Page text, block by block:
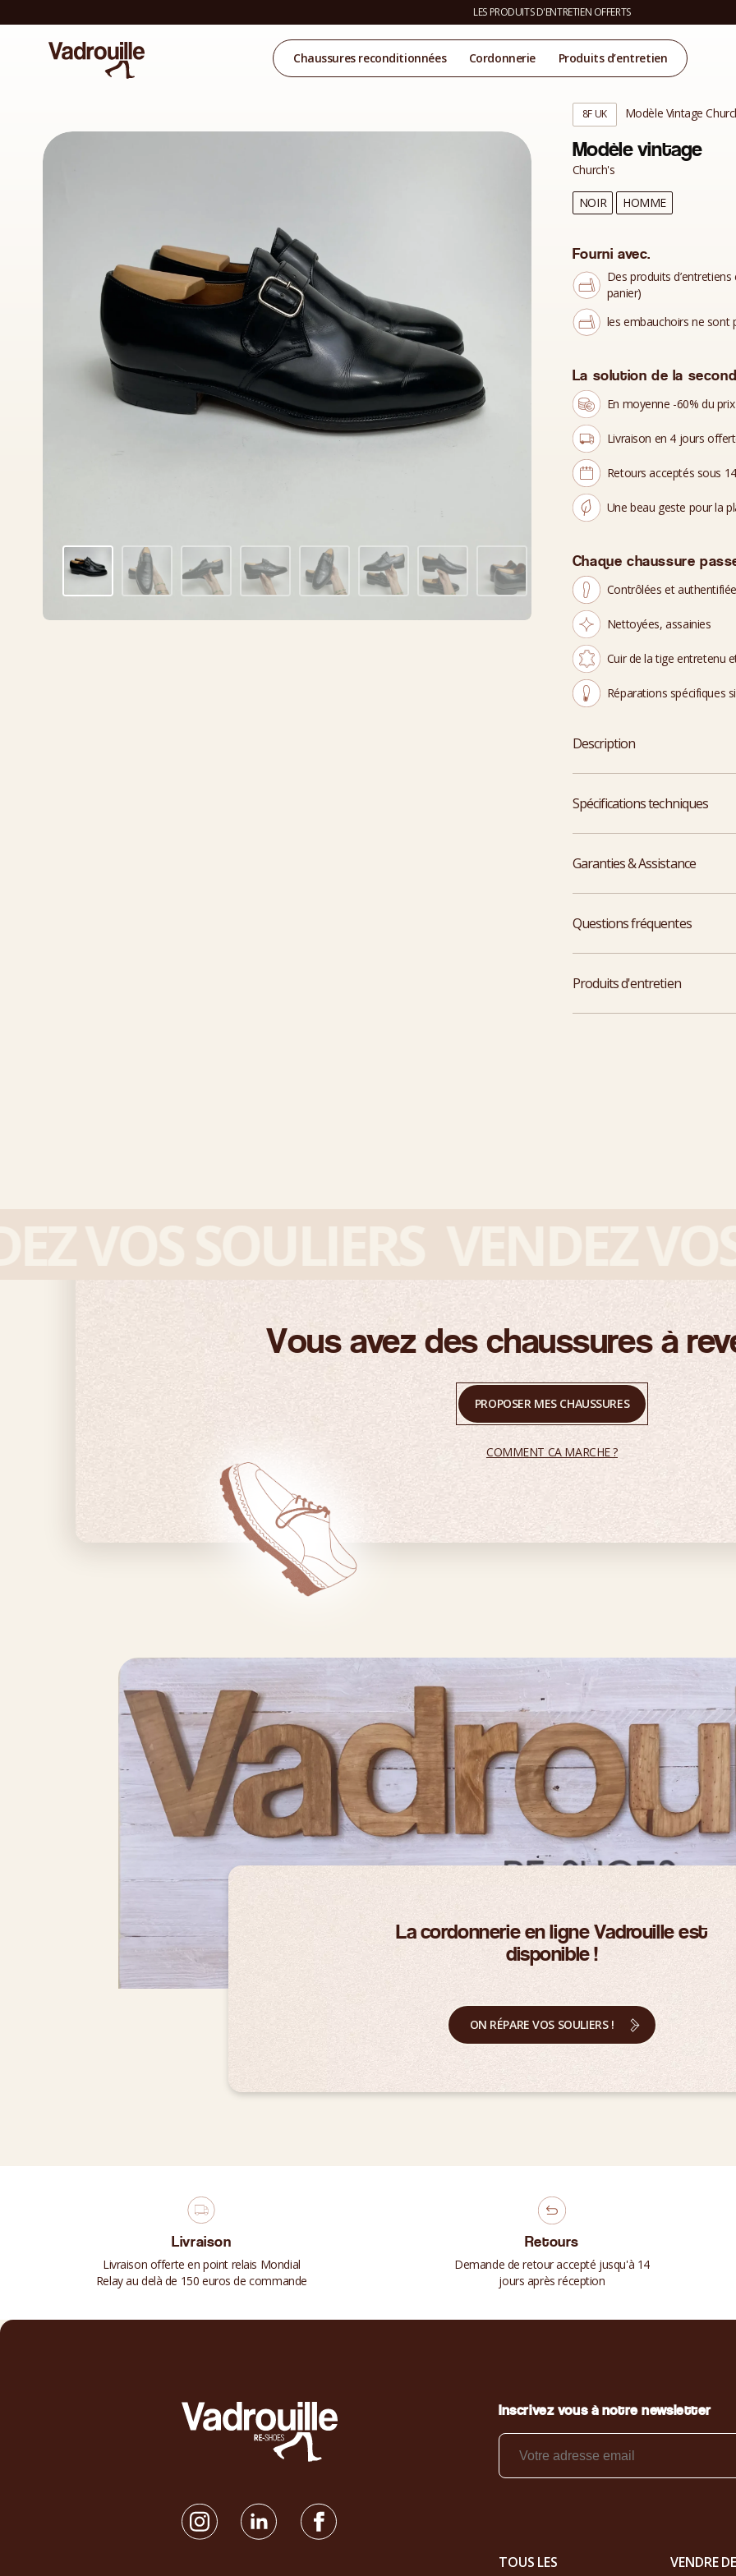
LES PRODUITS D'ENTRETIEN OFFERTS
Chaussures reconditionnées Cordonnerie Produits d’entretien
8F UK Modèle Vintage
Modèle vintage
Church's
NOIR HOMME
Fourni avec.
Des produits
panier)
les embauchoirs ne sont
La solution de la
En moyenne -60% du
Livraison en 4 jours
Retours acceptés sous
Une beau geste pour la
Chaque chaussure
Contrôlées et
Nettoyées, assainies
Cuir de la tige entretenu
Réparations spécifiques
Description
Spécifications techniques
Garanties & Assistance
Questions fréquentes
Produits d'entretien
Vous avez des chaussures à
PROPOSER MES CHAUSSURES
COMMENT CA MARCHE ?
La cordonnerie en ligne Vadrouille est
disponible !
ON RÉPARE VOS SOULIERS !
Livraison
Livraison offerte en point relais Mondial
Relay au delà de 150 euros de commande
Retours
Demande de retour accepté jusqu'à 14
jours après réception
Inscrivez vous à notre newsletter
TOUS LES VENDRE